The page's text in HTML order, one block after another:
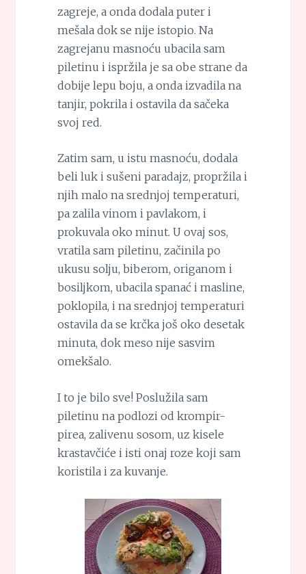
zagreje, a onda dodala puter i
mešala dok se nije istopio. Na
zagrejanu masnoću ubacila sam
piletinu i ispržila je sa obe strane da
dobije lepu boju, a onda izvadila na
tanjir, pokrila i ostavila da sačeka
svoj red.
Zatim sam, u istu masnoću, dodala
beli luk i sušeni paradajz, propržila i
njih malo na srednjoj temperaturi,
pa zalila vinom i pavlakom, i
prokuvala oko minut. U ovaj sos,
vratila sam piletinu, začinila po
ukusu solju, biberom, origanom i
bosiljkom, ubacila spanać i masline,
poklopila, i na srednjoj temperaturi
ostavila da se krčka još oko desetak
minuta, dok meso nije sasvim
omekšalo.
I to je bilo sve! Poslužila sam
piletinu na podlozi od krompir-
pirea, zalivenu sosom, uz kisele
krastavčiće i isti onaj roze koji sam
koristila i za kuvanje.